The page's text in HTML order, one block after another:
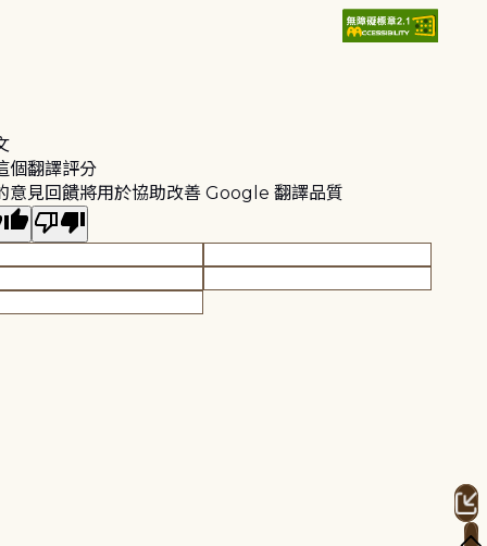
個翻譯評分
意見回饋將用於協助改善 Google 翻譯品質